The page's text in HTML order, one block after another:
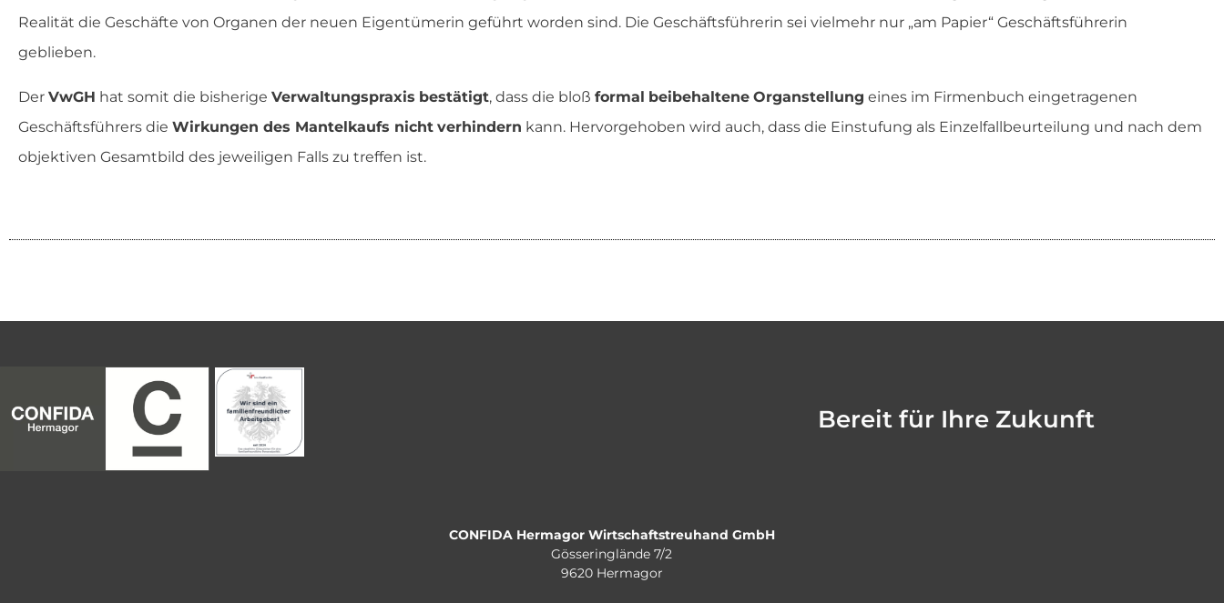
Realität die Geschäfte von Organen der neuen Eigentümerin geführt worden sind. Die Geschäftsführerin sei vielmehr nur „am Papier“ Geschäftsführerin
geblieben.
Der VwGH hat somit die bisherige Verwaltungspraxis bestätigt, dass die bloß formal beibehaltene Organstellung eines im Firmenbuch eingetragenen
Geschäftsführers die Wirkungen des Mantelkaufs nicht verhindern kann. Hervorgehoben wird auch, dass die Einstufung als Einzelfallbeurteilung und nach dem
objektiven Gesamtbild des jeweiligen Falls zu treffen ist.
Bereit für Ihre Zukunft
CONFIDA Hermagor Wirtschaftstreuhand GmbH
Gösseringlände 7/2
9620 Hermagor